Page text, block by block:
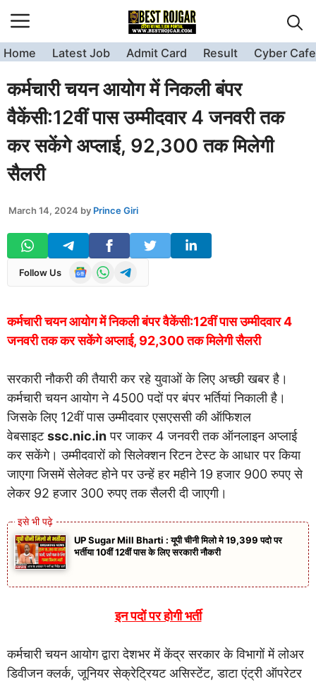
to
content
Home Latest Job Admit Card Result Cyber Cafe
कर्मचारी चयन आयोग में निकली बंपर
वैकेंसी:12वीं पास उम्मीदवार 4 जनवरी तक
कर सकेंगे अप्लाई, 92,300 तक मिलेगी
सैलरी
March 14, 2024 by Prince Giri
Follow Us
कर्मचारी चयन आयोग में निकली बंपर वैकेंसी:12वीं पास उम्मीदवार 4
जनवरी तक कर सकेंगे अप्लाई, 92,300 तक मिलेगी सैलरी
सरकारी नौकरी की तैयारी कर रहे युवाओं के लिए अच्छी खबर है।
कर्मचारी चयन आयोग ने 4500 पदों पर बंपर भर्तियां निकाली है।
जिसके लिए 12वीं पास उम्मीदवार एसएससी की ऑफिशल
वेबसाइटssc.nic.inपर जाकर 4 जनवरी तक ऑनलाइन अप्लाई
कर सकेंगे। उम्मीदवारों को सिलेक्शन रिटन टेस्ट के आधार पर किया
जाएगा जिसमें सेलेक्ट होने पर उन्हें हर महीने 19 हजार 900 रुपए से
लेकर 92 हजार 300 रुपए तक सैलरी दी जाएगी।
UP Sugar Mill Bharti : यूपी चीनी मिलो मे 19,399 पदो पर
भर्तीया 10वीं 12वीं पास के लिए सरकारी नौकरी
इन पदों पर होगी भर्ती
कर्मचारी चयन आयोग द्वारा देशभर में केंद्र सरकार के विभागों में लोअर
डिवीजन क्लर्क, जूनियर सेक्रेट्रियट असिस्टेंट, डाटा एंट्री ऑपरेटर